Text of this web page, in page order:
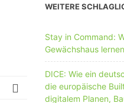
WEITERE
Stay in Command:
Gewächshaus
DICE: Wie ein
die europäische
digitalem Planen,